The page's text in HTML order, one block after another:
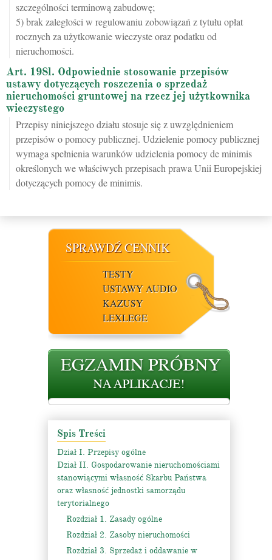
szczególności terminową zabudowę;
5) brak zaległości w regulowaniu zobowiązań z tytułu opłat
rocznych za użytkowanie wieczyste oraz podatku od
nieruchomości.
Art. 198l. Odpowiednie stosowanie przepisów
ustawy dotyczących roszczenia o sprzedaż
nieruchomości gruntowej na rzecz jej użytkownika
wieczystego
Przepisy niniejszego działu stosuje się z uwzględnieniem
przepisów o pomocy publicznej. Udzielenie pomocy publicznej
wymaga spełnienia warunków udzielenia pomocy de minimis
określonych we właściwych przepisach prawa Unii Europejskiej
dotyczących pomocy de minimis.
SPRAWDŹ CENNIK
TESTY
USTAWY AUDIO
KAZUSY
LEXLEGE
Spis Treści
Dział I. Przepisy ogólne
Dział II. Gospodarowanie nieruchomościami
stanowiącymi własność Skarbu Państwa
oraz własność jednostki samorządu
terytorialnego
Rozdział 1. Zasady ogólne
Rozdział 2. Zasoby nieruchomości
Rozdział 3. Sprzedaż i oddawanie w